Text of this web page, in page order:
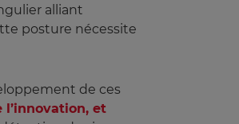
alliant
posture nécessite
de ces
et